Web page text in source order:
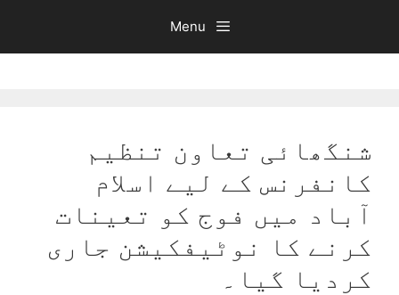
content
Menu
شنگھائی تعاون تنظیم
کانفرنس کے لیے اسلام
آباد میں فوج کو تعینات
کرنے کا نوٹیفکیشن جاری
کردیا گیا۔